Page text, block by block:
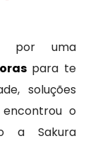
por uma
para te
soluções
encontrou o
a Sakura